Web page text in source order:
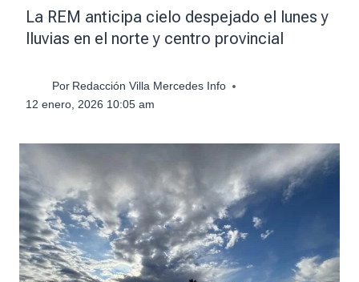
La REM anticipa cielo despejado el lunes y
lluvias en el norte y centro provincial
Por Redacción Villa Mercedes Info
12 enero, 2026 10:05 am